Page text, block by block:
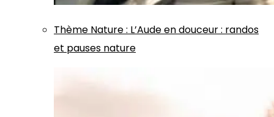
Thème Nature: L’Aude en douceur : randos
et pauses nature